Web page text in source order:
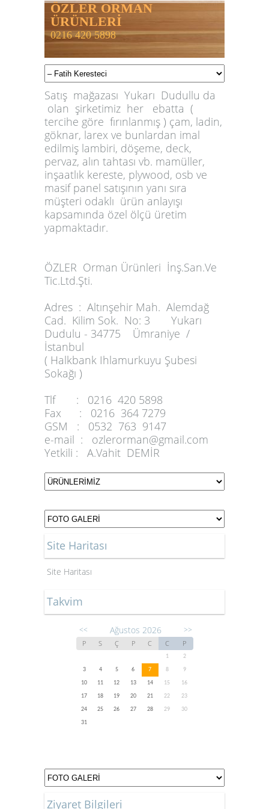
ÖZLER ORMAN
ÜRÜNLERİ
0216 420 5898
Satış mağazası Yukarı Dudullu da
olan şirketimiz her ebatta (
tercihe göre fırınlanmış ) çam, ladin,
göknar, larex ve bunlardan imal
edilmiş lambiri, döşeme, deck,
pervaz, alın tahtası vb. mamüller,
inşaatlık kereste, plywood, osb ve
masif panel satışının yanı sıra
müşteri odaklı ürün anlayışı
kapsamında özel ölçü üretim
yapmaktadır.
ÖZLER Orman Ürünleri İnş.San.Ve
Tic.Ltd.Şti.
Adres : Altınşehir Mah. Alemdağ
Cad. Kilim Sok. No: 3 Yukarı
Dudulu - 34775 Ümraniye /
İstanbul
( Halkbank Ihlamurkuyu Şubesi
Sokağı )
Tlf :
0216 420 5898
Fax :
0216 364 7279
GSM :
0532 763 9147
e-mail :
ozlerorman@gmail.com
Yetkili :
A.Vahit DEMİR
Site Haritası
Site Haritası
Takvim
<< Ağustos 2026 >>
P S Ç P C C P
1
2
3
4 5 6 7 8
9
10
11 12 13 14 15
16
17
18 19 20 21 22
23
24
25 26 27 28 29
30
31
Ziyaret Bilgileri